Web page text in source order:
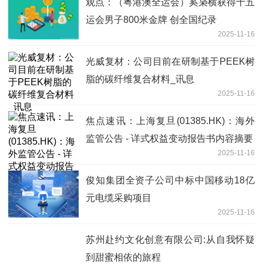
运会男子800米金牌 创全国纪录
2025-11-16
光威复材：公司目前在研制基于PEEK树
脂的碳纤维复合材料_讯息
2025-11-16
焦点速讯：上海复旦(01385.HK)：海外
监管公告 - 详式权益变动报告书内容摘要
2025-11-16
俊知集团全资子公司中标中国移动18亿
元电缆采购项目
2025-11-16
苏州赴约文化创意有限公司:从自我怀疑
到甜蜜相依的旅程